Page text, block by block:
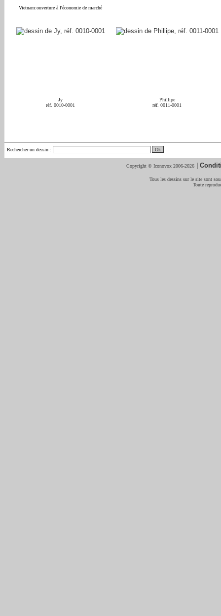
Vietnam:ouverture à l'économie de marché
Jy
réf. 0010-0001
Phillipe
réf. 0011-0001
Rechercher un dessin :
Copyright © Iconovox 2006-2026 |
Tous les dessins sur le site sont
Toute